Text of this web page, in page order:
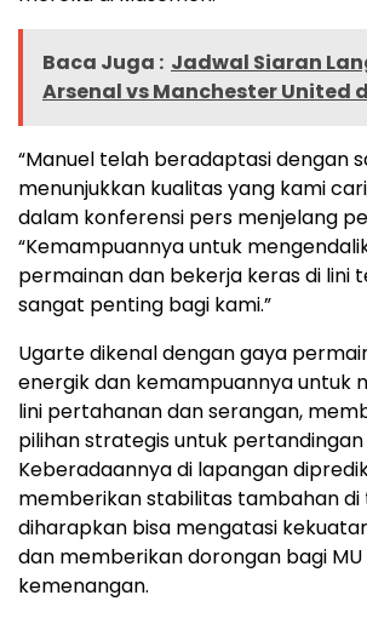
Baca Juga : Jadwal Siaran
Arsenal vs Manchester United
“Manuel telah beradaptasi dengan
menunjukkan kualitas yang kami
dalam konferensi pers menjelang
“Kemampuannya untuk
permainan dan bekerja keras di lini
sangat penting bagi kami.”
Ugarte dikenal dengan gaya
energik dan kemampuannya untuk
lini pertahanan dan serangan,
pilihan strategis untuk
Keberadaannya di lapangan
memberikan stabilitas tambahan di
diharapkan bisa mengatasi
dan memberikan dorongan bagi
kemenangan.